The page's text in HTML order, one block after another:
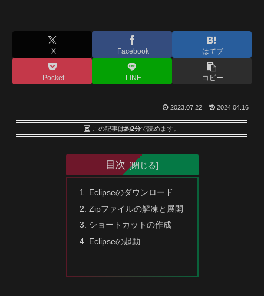
X Facebook はてブ
Pocket LINE コピー
2023.07.22 2024.04.16
この記事は約2分で読めます。
目次
Eclipseのダウンロード
Zipファイルの解凍と展開
ショートカットの作成
Eclipseの起動